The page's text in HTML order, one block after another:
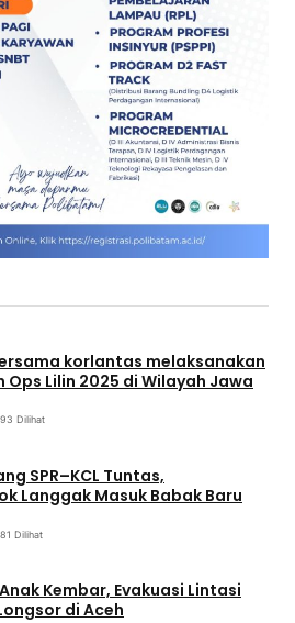
korlantas melaksanakan
Ops Lilin 2025 di Wilayah Jawa
Dilihat
SPR–KCL Tuntas,
Langgak Masuk Babak Baru
Dilihat
Kembar, Evakuasi Lintasi
di Aceh